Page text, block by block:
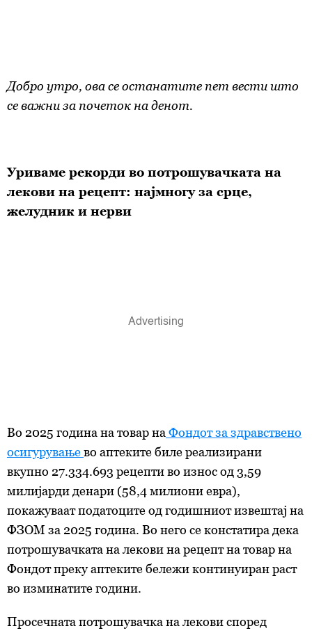
Добро утро, ова се останатите пет вести што
се важни за почеток на денот.
Уриваме рекорди во потрошувачката на
лекови на рецепт: најмногу за срце,
желудник и нерви
Во 2025 година на товар на Фондот за здравствено
осигурувањево аптеките биле реализирани
вкупно 27.334.693 рецепти во износ од 3,59
милијарди денари (58,4 милиони евра),
покажуваат податоците од годишниот извештај на
ФЗОМ за 2025 година. Во него се констатира дека
потрошувачката на лекови на рецепт на товар на
Фондот преку аптеките бележи континуиран раст
во изминатите години.
Просечната потрошувачка на лекови според